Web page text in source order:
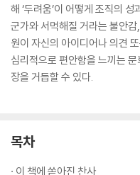
해 ‘두려움’이 어떻게 조직의
군가와 서먹해질 거라는 불안
원이 자신의 아이디어나 의견
심리적으로 편안함을 느끼는
장을 거듭할 수 있다.
목차
· 이 책에 쏟아진 찬사